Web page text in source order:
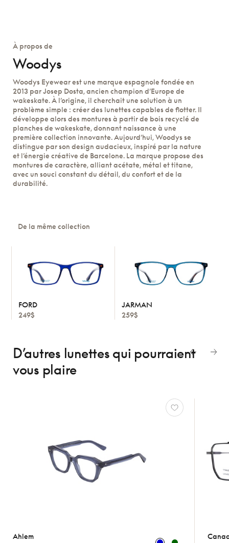
À propos de
Woodys
Woodys Eyewear est une marque espagnole fondée en
2013 par Josep Dosta, ancien champion d’Europe de
wakeskate. À l’origine, il cherchait une solution à un
problème simple : créer des lunettes capables de flotter. Il
développe alors des montures à partir de bois recyclé de
planches de wakeskate, donnant naissance à une
première collection innovante. Aujourd’hui, Woodys se
distingue par son design audacieux, inspiré par la nature
et l’énergie créative de Barcelone. La marque propose des
montures de caractère, alliant acétate, métal et titane,
avec un souci constant du détail, du confort et de la
durabilité.
De la même collection
FORD
249$
JARMAN
259$
D’autres lunettes qui pourraient
vous plaire
Ahlem